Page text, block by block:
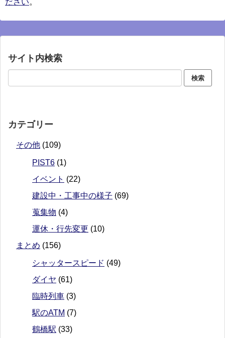
ださい。
サイト内検索
カテゴリー
その他 (109)
PIST6 (1)
イベント (22)
建設中・工事中の様子 (69)
蒐集物 (4)
運休・行先変更 (10)
まとめ (156)
シャッタースピード (49)
ダイヤ (61)
臨時列車 (3)
駅のATM (7)
鶴橋駅 (33)